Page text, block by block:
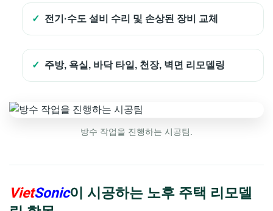
전기·수도 설비 수리 및 손상된 장비 교체
주방, 욕실, 바닥 타일, 천장, 벽면 리모델링
방수 작업을 진행하는 시공팀.
VietSonic이 시공하는 노후 주택 리모델